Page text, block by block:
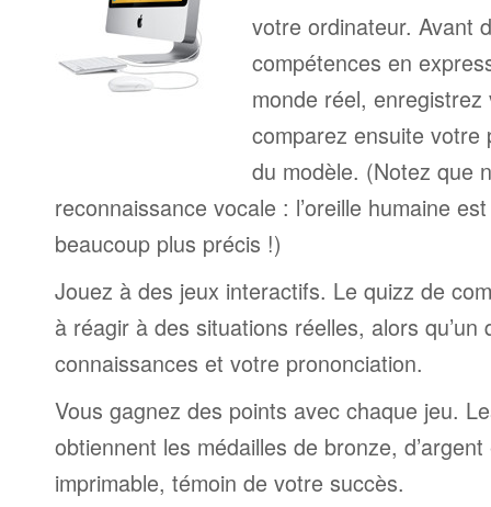
votre ordinateur. Avant
compétences en
monde réel,
comparez ensuite votre
du modèle. (Notez que
reconnaissance vocale : l’oreille humaine
beaucoup plus précis !)
Jouez à des jeux interactifs. Le quizz de
à réagir à des situations réelles, alors
connaissances et votre prononciation.
Vous gagnez des points avec chaque jeu.
obtiennent les médailles de bronze,
imprimable, témoin de votre succès.